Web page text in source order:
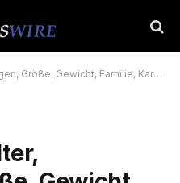
Gewicht, Familie, Karriere und mehr